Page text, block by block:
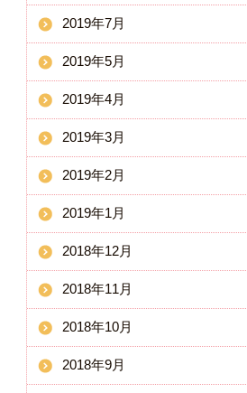
2019年7月
2019年5月
2019年4月
2019年3月
2019年2月
2019年1月
2018年12月
2018年11月
2018年10月
2018年9月